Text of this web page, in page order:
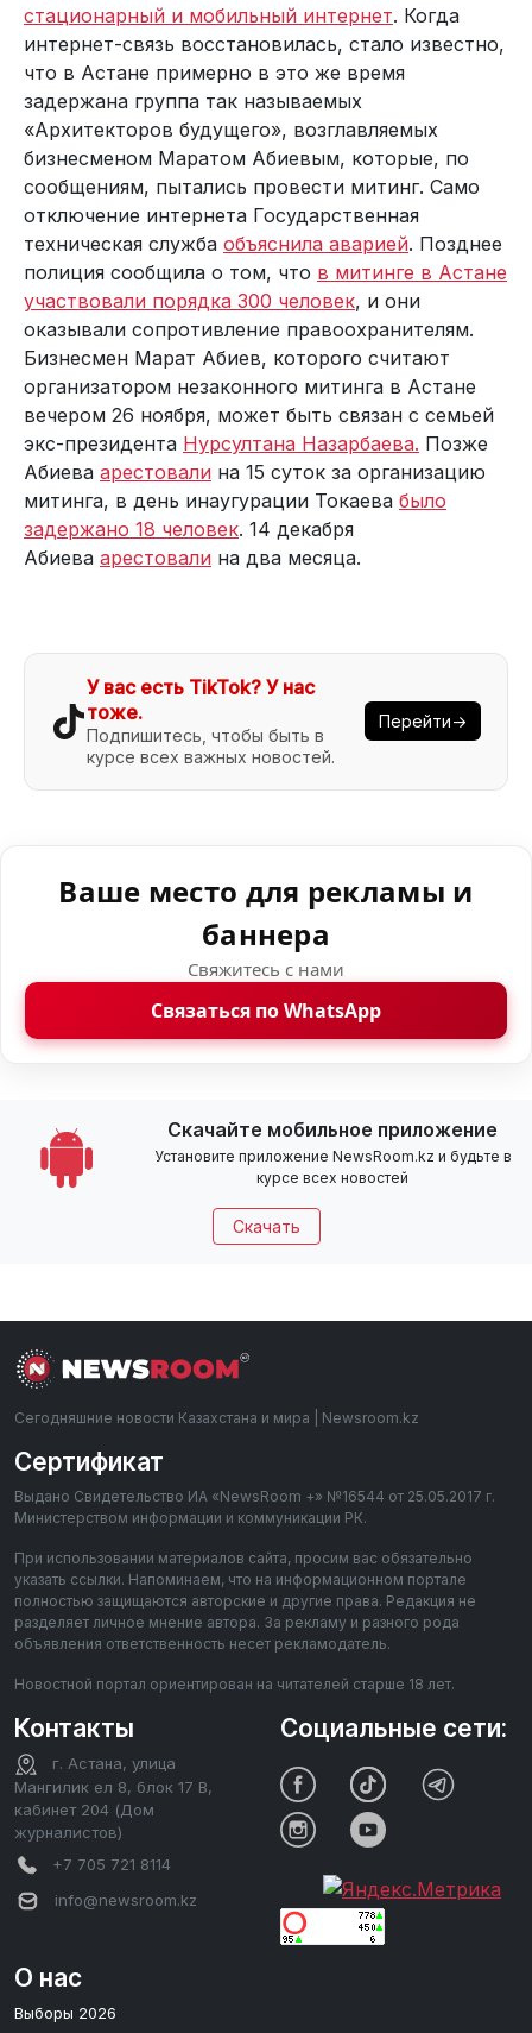
стационарный и мобильный интернет. Когда
интернет-связь восстановилась, стало известно,
что в Астане примерно в это же время
задержана группа так называемых
«Архитекторов будущего», возглавляемых
бизнесменом Маратом Абиевым, которые, по
сообщениям, пытались провести митинг. Само
отключение интернета Государственная
техническая служба объяснила аварией. Позднее
полиция сообщила о том, что в митинге в Астане
участвовали порядка 300 человек, и они
оказывали сопротивление правоохранителям.
Бизнесмен Марат Абиев, которого считают
организатором незаконного митинга в Астане
вечером 26 ноября, может быть связан с семьей
экс-президента Нурсултана Назарбаева. Позже
Абиева арестовали на 15 суток за организацию
митинга, в день инаугурации Токаева было
задержано 18 человек. 14 декабря
Абиева арестовали на два месяца.
У вас есть TikTok? У нас
тоже.
Подпишитесь, чтобы быть в
курсе всех важных новостей.
Перейти→
Ваше место для рекламы и
баннера
Свяжитесь с нами
Связаться по WhatsApp
Скачайте мобильное приложение
Установите приложение NewsRoom.kz и будьте в
курсе всех новостей
Скачать
Сегодняшние новости Казахстана и мира | Newsroom.kz
Сертификат
Выдано Свидетельство ИА «NewsRoom +» №16544 от 25.05.2017 г.
Министерством информации и коммуникации РК.
При использовании материалов сайта, просим вас обязательно
указать ссылки. Напоминаем, что на информационном портале
полностью защищаются авторские и другие права. Редакция не
разделяет личное мнение автора. За рекламу и разного рода
объявления ответственность несет рекламодатель.
Новостной портал ориентирован на читателей старше 18 лет.
Контакты
г. Астана, улица
Мангилик ел 8, блок 17 В,
кабинет 204 (Дом
журналистов)
+7 705 721 8114
info@newsroom.kz
О нас
Выборы 2026
Социальные сети: